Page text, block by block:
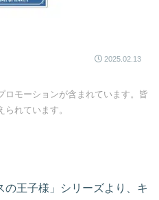
2025.02.13
モーションが含まれています。皆
れています。
王子様」シリーズより、キ